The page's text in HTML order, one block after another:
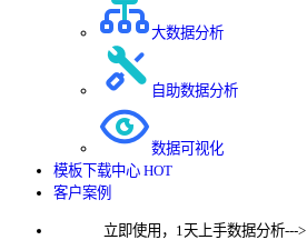
大数据分析
自助数据分析
数据可视化
模板下载中心 HOT
客户案例
立即使用，1天上手数据分析--->